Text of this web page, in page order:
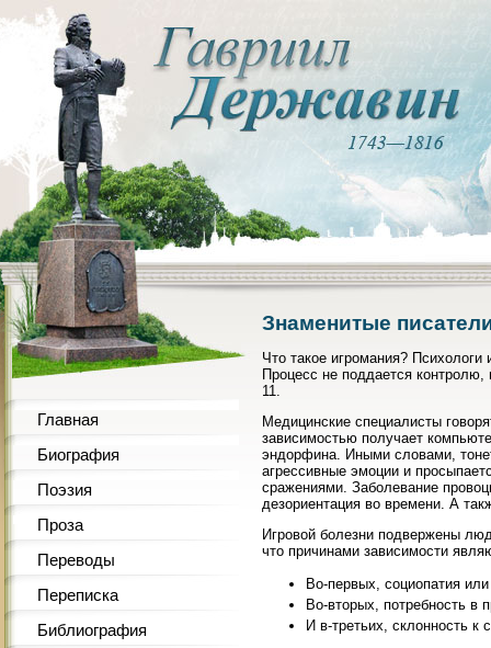
Главная
Биография
Поэзия
Проза
Переводы
Переписка
Библиография
Знаменитые
Что такое игромания?
Процесс не поддается
11.
Медицинские специалисты
зависимостью получает
эндорфина. Иными словами,
агрессивные эмоции и
сражениями. Заболевание
дезориентация во времени. А
Игровой болезни подвержены
что причинами зависимости
Во-первых, социопатия
Во-вторых, потребность в
И в-третьих, склонность к